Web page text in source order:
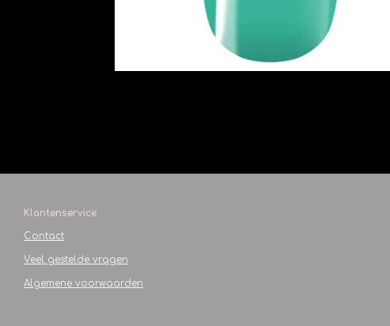
Klantenservice
Contact
Veel gestelde vragen
Algemene voorwaarden